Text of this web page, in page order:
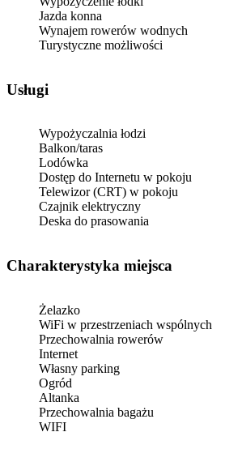
Jazda konna
Wynajem rowerów wodnych
Turystyczne możliwości
Usługi
Wypożyczalnia łodzi
Balkon/taras
Lodówka
Dostęp do Internetu w pokoju
Telewizor (CRT) w pokoju
Czajnik elektryczny
Deska do prasowania
Charakterystyka miejsca
Żelazko
WiFi w przestrzeniach wspólnych
Przechowalnia rowerów
Internet
Własny parking
Ogród
Altanka
Przechowalnia bagażu
WIFI